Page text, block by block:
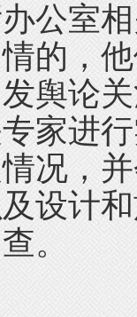
室相
的，
舆论
家进
况，
设计
。